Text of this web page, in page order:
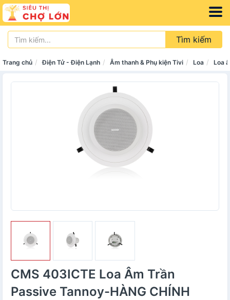
Tìm kiếm
Trang chủ Điện Tử - Điện Lạnh Âm thanh & Phụ kiện Tivi Loa Loa
CMS 403ICTE Loa Âm Trần
Passive Tannoy-HÀNG CHÍNH